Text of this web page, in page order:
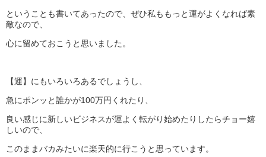
ということも書いてあったので、ぜひ私ももっと運がよくなれば素
敵なので、
心に留めておこうと思いました。
【運】にもいろいろあるでしょうし、
急にポンッと誰かが100万円くれたり、
良い感じに新しいビジネスが運よく転がり始めたりしたらチョー嬉
しいので、
このままバカみたいに楽天的に行こうと思っています。